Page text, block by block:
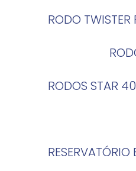
RODO
RODOS STAR 40